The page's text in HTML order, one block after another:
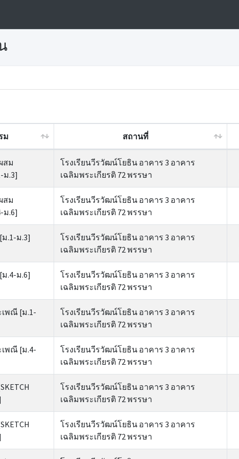
ม สถานที่
สม
ม.3]
โรงเรียนวีรวัฒน์โยธิน อาคาร 3 อาคาร
เฉลิมพระเกียรติ 72 พรรษา
สม
ม.6]
โรงเรียนวีรวัฒน์โยธิน อาคาร 3 อาคาร
เฉลิมพระเกียรติ 72 พรรษา
.1-ม.3]
โรงเรียนวีรวัฒน์โยธิน อาคาร 3 อาคาร
เฉลิมพระเกียรติ 72 พรรษา
.4-ม.6]
โรงเรียนวีรวัฒน์โยธิน อาคาร 3 อาคาร
เฉลิมพระเกียรติ 72 พรรษา
พณี [ม.1-
โรงเรียนวีรวัฒน์โยธิน อาคาร 3 อาคาร
เฉลิมพระเกียรติ 72 พรรษา
พณี [ม.4-
โรงเรียนวีรวัฒน์โยธิน อาคาร 3 อาคาร
เฉลิมพระเกียรติ 72 พรรษา
โรงเรียนวีรวัฒน์โยธิน อาคาร 3 อาคาร
เฉลิมพระเกียรติ 72 พรรษา
โรงเรียนวีรวัฒน์โยธิน อาคาร 3 อาคาร
เฉลิมพระเกียรติ 72 พรรษา